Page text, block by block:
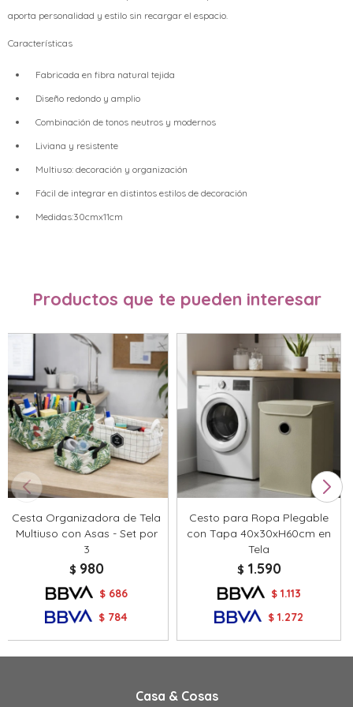
aporta personalidad y estilo sin recargar el espacio.
Características
Fabricada en fibra natural tejida
Diseño redondo y amplio
Combinación de tonos neutros y modernos
Liviana y resistente
Multiuso: decoración y organización
Fácil de integrar en distintos estilos de decoración
Medidas:30cmx11cm
Productos que te pueden interesar
Cesta Organizadora de Tela
Multiuso con Asas - Set por
3
$ 980
$ 686
$ 784
Cesto para Ropa Plegable
con Tapa 40x30xH60cm en
Tela
$ 1.590
$ 1.113
$ 1.272
Casa & Cosas